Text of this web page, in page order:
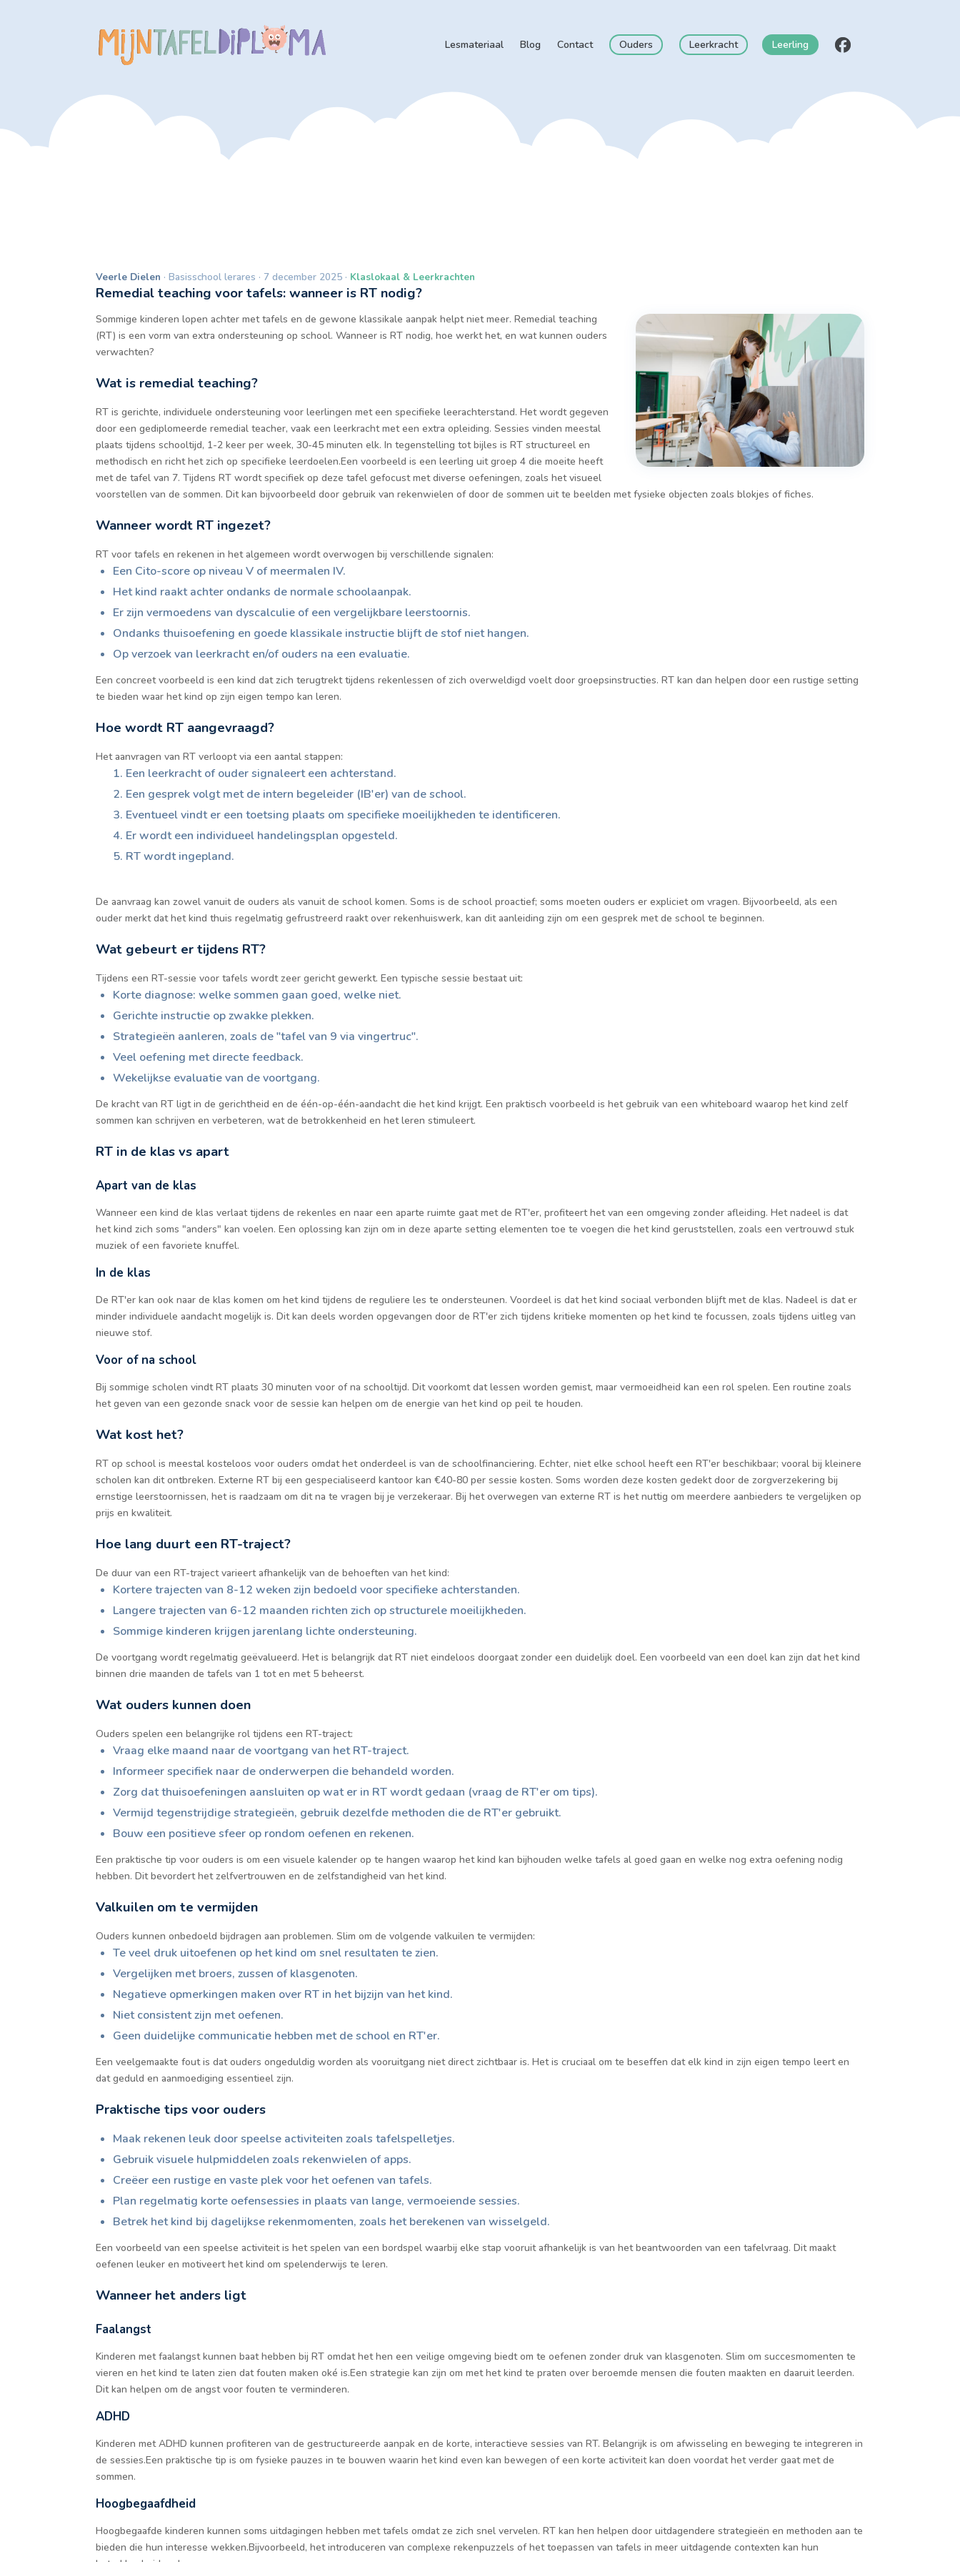
Lesmateriaal Blog Contact Ouders Leerkracht Leerling
Veerle Dielen · Basisschool lerares · 7 december 2025 · Klaslokaal & Leerkrachten
Remedial teaching voor tafels: wanneer is RT nodig?
Sommige kinderen lopen achter met tafels en de gewone klassikale aanpak helpt niet meer. Remedial teaching
(RT) is een vorm van extra ondersteuning op school. Wanneer is RT nodig, hoe werkt het, en wat kunnen ouders
verwachten?
Wat is remedial teaching?
RT is gerichte, individuele ondersteuning voor leerlingen met een specifieke leerachterstand. Het wordt gegeven
door een gediplomeerde remedial teacher, vaak een leerkracht met een extra opleiding. Sessies vinden meestal
plaats tijdens schooltijd, 1-2 keer per week, 30-45 minuten elk. In tegenstelling tot bijles is RT structureel en
methodisch en richt het zich op specifieke leerdoelen.Een voorbeeld is een leerling uit groep 4 die moeite heeft
met de tafel van 7. Tijdens RT wordt specifiek op deze tafel gefocust met diverse oefeningen, zoals het visueel
voorstellen van de sommen. Dit kan bijvoorbeeld door gebruik van rekenwielen of door de sommen uit te beelden met fysieke objecten zoals blokjes of fiches.
Wanneer wordt RT ingezet?
RT voor tafels en rekenen in het algemeen wordt overwogen bij verschillende signalen:
Een Cito-score op niveau V of meermalen IV.
Het kind raakt achter ondanks de normale schoolaanpak.
Er zijn vermoedens van dyscalculie of een vergelijkbare leerstoornis.
Ondanks thuisoefening en goede klassikale instructie blijft de stof niet hangen.
Op verzoek van leerkracht en/of ouders na een evaluatie.
Een concreet voorbeeld is een kind dat zich terugtrekt tijdens rekenlessen of zich overweldigd voelt door groepsinstructies. RT kan dan helpen door een rustige setting
te bieden waar het kind op zijn eigen tempo kan leren.
Hoe wordt RT aangevraagd?
Het aanvragen van RT verloopt via een aantal stappen:
Een leerkracht of ouder signaleert een achterstand.
Een gesprek volgt met de intern begeleider (IB'er) van de school.
Eventueel vindt er een toetsing plaats om specifieke moeilijkheden te identificeren.
Er wordt een individueel handelingsplan opgesteld.
RT wordt ingepland.
De aanvraag kan zowel vanuit de ouders als vanuit de school komen. Soms is de school proactief; soms moeten ouders er expliciet om vragen. Bijvoorbeeld, als een
ouder merkt dat het kind thuis regelmatig gefrustreerd raakt over rekenhuiswerk, kan dit aanleiding zijn om een gesprek met de school te beginnen.
Wat gebeurt er tijdens RT?
Tijdens een RT-sessie voor tafels wordt zeer gericht gewerkt. Een typische sessie bestaat uit:
Korte diagnose: welke sommen gaan goed, welke niet.
Gerichte instructie op zwakke plekken.
Strategieën aanleren, zoals de "tafel van 9 via vingertruc".
Veel oefening met directe feedback.
Wekelijkse evaluatie van de voortgang.
De kracht van RT ligt in de gerichtheid en de één-op-één-aandacht die het kind krijgt. Een praktisch voorbeeld is het gebruik van een whiteboard waarop het kind zelf
sommen kan schrijven en verbeteren, wat de betrokkenheid en het leren stimuleert.
RT in de klas vs apart
Apart van de klas
Wanneer een kind de klas verlaat tijdens de rekenles en naar een aparte ruimte gaat met de RT'er, profiteert het van een omgeving zonder afleiding. Het nadeel is dat
het kind zich soms "anders" kan voelen. Een oplossing kan zijn om in deze aparte setting elementen toe te voegen die het kind geruststellen, zoals een vertrouwd stuk
muziek of een favoriete knuffel.
In de klas
De RT'er kan ook naar de klas komen om het kind tijdens de reguliere les te ondersteunen. Voordeel is dat het kind sociaal verbonden blijft met de klas. Nadeel is dat er
minder individuele aandacht mogelijk is. Dit kan deels worden opgevangen door de RT'er zich tijdens kritieke momenten op het kind te focussen, zoals tijdens uitleg van
nieuwe stof.
Voor of na school
Bij sommige scholen vindt RT plaats 30 minuten voor of na schooltijd. Dit voorkomt dat lessen worden gemist, maar vermoeidheid kan een rol spelen. Een routine zoals
het geven van een gezonde snack voor de sessie kan helpen om de energie van het kind op peil te houden.
Wat kost het?
RT op school is meestal kosteloos voor ouders omdat het onderdeel is van de schoolfinanciering. Echter, niet elke school heeft een RT'er beschikbaar; vooral bij kleinere
scholen kan dit ontbreken. Externe RT bij een gespecialiseerd kantoor kan €40-80 per sessie kosten. Soms worden deze kosten gedekt door de zorgverzekering bij
ernstige leerstoornissen, het is raadzaam om dit na te vragen bij je verzekeraar. Bij het overwegen van externe RT is het nuttig om meerdere aanbieders te vergelijken op
prijs en kwaliteit.
Hoe lang duurt een RT-traject?
De duur van een RT-traject varieert afhankelijk van de behoeften van het kind:
Kortere trajecten van 8-12 weken zijn bedoeld voor specifieke achterstanden.
Langere trajecten van 6-12 maanden richten zich op structurele moeilijkheden.
Sommige kinderen krijgen jarenlang lichte ondersteuning.
De voortgang wordt regelmatig geëvalueerd. Het is belangrijk dat RT niet eindeloos doorgaat zonder een duidelijk doel. Een voorbeeld van een doel kan zijn dat het kind
binnen drie maanden de tafels van 1 tot en met 5 beheerst.
Wat ouders kunnen doen
Ouders spelen een belangrijke rol tijdens een RT-traject:
Vraag elke maand naar de voortgang van het RT-traject.
Informeer specifiek naar de onderwerpen die behandeld worden.
Zorg dat thuisoefeningen aansluiten op wat er in RT wordt gedaan (vraag de RT'er om tips).
Vermijd tegenstrijdige strategieën, gebruik dezelfde methoden die de RT'er gebruikt.
Bouw een positieve sfeer op rondom oefenen en rekenen.
Een praktische tip voor ouders is om een visuele kalender op te hangen waarop het kind kan bijhouden welke tafels al goed gaan en welke nog extra oefening nodig
hebben. Dit bevordert het zelfvertrouwen en de zelfstandigheid van het kind.
Valkuilen om te vermijden
Ouders kunnen onbedoeld bijdragen aan problemen. Slim om de volgende valkuilen te vermijden:
Te veel druk uitoefenen op het kind om snel resultaten te zien.
Vergelijken met broers, zussen of klasgenoten.
Negatieve opmerkingen maken over RT in het bijzijn van het kind.
Niet consistent zijn met oefenen.
Geen duidelijke communicatie hebben met de school en RT'er.
Een veelgemaakte fout is dat ouders ongeduldig worden als vooruitgang niet direct zichtbaar is. Het is cruciaal om te beseffen dat elk kind in zijn eigen tempo leert en
dat geduld en aanmoediging essentieel zijn.
Praktische tips voor ouders
Maak rekenen leuk door speelse activiteiten zoals tafelspelletjes.
Gebruik visuele hulpmiddelen zoals rekenwielen of apps.
Creëer een rustige en vaste plek voor het oefenen van tafels.
Plan regelmatig korte oefensessies in plaats van lange, vermoeiende sessies.
Betrek het kind bij dagelijkse rekenmomenten, zoals het berekenen van wisselgeld.
Een voorbeeld van een speelse activiteit is het spelen van een bordspel waarbij elke stap vooruit afhankelijk is van het beantwoorden van een tafelvraag. Dit maakt
oefenen leuker en motiveert het kind om spelenderwijs te leren.
Wanneer het anders ligt
Faalangst
Kinderen met faalangst kunnen baat hebben bij RT omdat het hen een veilige omgeving biedt om te oefenen zonder druk van klasgenoten. Slim om succesmomenten te
vieren en het kind te laten zien dat fouten maken oké is.Een strategie kan zijn om met het kind te praten over beroemde mensen die fouten maakten en daaruit leerden.
Dit kan helpen om de angst voor fouten te verminderen.
ADHD
Kinderen met ADHD kunnen profiteren van de gestructureerde aanpak en de korte, interactieve sessies van RT. Belangrijk is om afwisseling en beweging te integreren in
de sessies.Een praktische tip is om fysieke pauzes in te bouwen waarin het kind even kan bewegen of een korte activiteit kan doen voordat het verder gaat met de
sommen.
Hoogbegaafdheid
Hoogbegaafde kinderen kunnen soms uitdagingen hebben met tafels omdat ze zich snel vervelen. RT kan hen helpen door uitdagendere strategieën en methoden aan te
bieden die hun interesse wekken.Bijvoorbeeld, het introduceren van complexe rekenpuzzels of het toepassen van tafels in meer uitdagende contexten kan hun